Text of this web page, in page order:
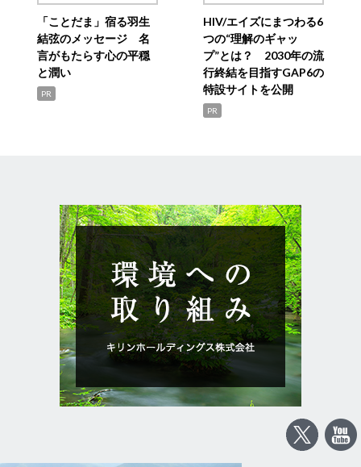
「ことだま」宿る羽生
結弦のメッセージ 名
言がもたらす心の平穏
と潤い
PR
HIV/エイズにまつわる6
つの“理解のギャッ
プ”とは？ 2030年の流
行終結を目指すGAP6の
特設サイトを公開
PR